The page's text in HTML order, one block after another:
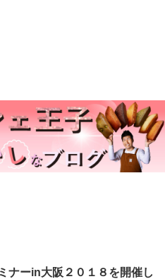
ナーin大阪２０１８を開催し